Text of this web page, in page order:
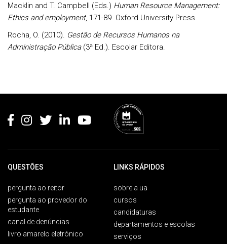
Macklin and T. Campbell (Eds.) Human Resource Management:
Ethics and employment, 171-89. Oxford University Press.
Rocha, O. (2010). Gestão de Recursos Humanos na
Administração Pública(3ª Ed.). Escolar Editora.
QUESTÕES
pergunta ao reitor
pergunta ao provedor do
estudante
canal de denúncias
livro amarelo eletrónico
LINKS RÁPIDOS
sobre a ua
cursos
candidaturas
departamentos e escolas
serviços